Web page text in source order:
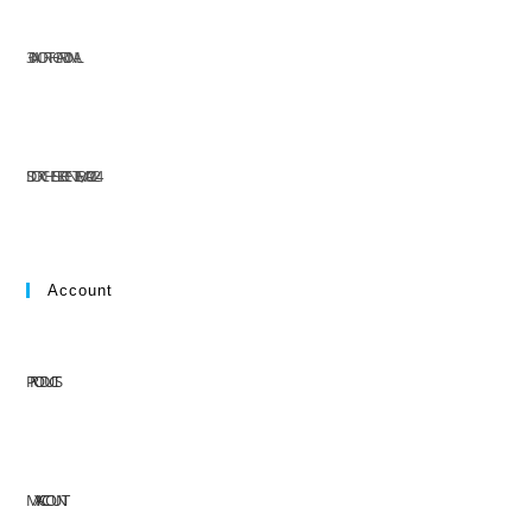
304 NORTH CARDINAL
ST. DORCHESTER CENTER, MA 02124
Account
PRODUCTS
MY ACCOUNT